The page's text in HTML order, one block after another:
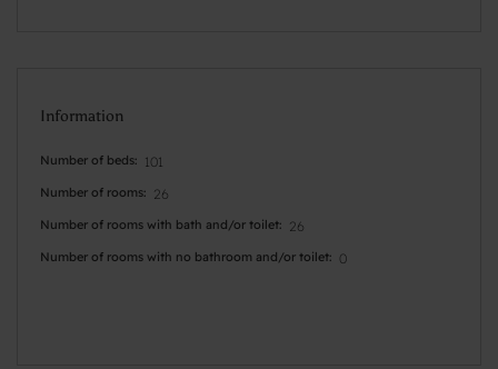
Information
Number of beds 101
Number of rooms 26
Number of rooms with bath and/or toilet 26
Number of rooms with no bathroom and/or toilet 0